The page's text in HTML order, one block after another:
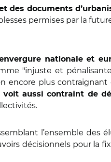
des documents
permises par la
nationale et
"injuste et
encore plus contraignant
voit aussi contraint de
l’ensemble des
décisionnels pour la